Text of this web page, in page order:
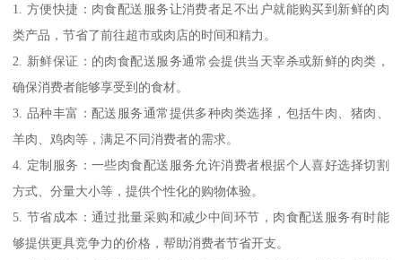
1. 方便快捷：肉食配送服务让消费者足不出户就能购买到新鲜的肉
类产品，节省了前往超市或肉店的时间和精力。
2. 新鲜保证：的肉食配送服务通常会提供当天宰杀或新鲜的肉类，
确保消费者能够享受到的食材。
3. 品种丰富：配送服务通常提供多种肉类选择，包括牛肉、猪肉、
羊肉、鸡肉等，满足不同消费者的需求。
4. 定制服务：一些肉食配送服务允许消费者根据个人喜好选择切割
方式、分量大小等，提供个性化的购物体验。
5. 节省成本：通过批量采购和减少中间环节，肉食配送服务有时能
够提供更具竞争力的价格，帮助消费者节省开支。